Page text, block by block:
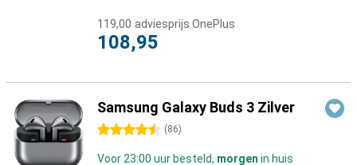
119,00 adviesprijs OnePlus
108,95
Samsung Galaxy Buds 3 Zilver
4.5 sterren (86)
Voor 23:00 uur besteld, morgen in huis